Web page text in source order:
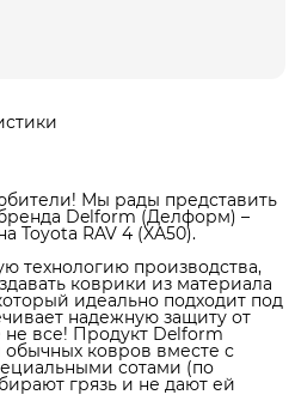
Мы рады представить
Delform (Делформ) –
Toyota RAV 4 (XA50).
технологию производства,
коврики из материала
идеально подходит под
надежную защиту от
все! Продукт Delform
ковров вместе с
сотами (по
грязь и не дают ей